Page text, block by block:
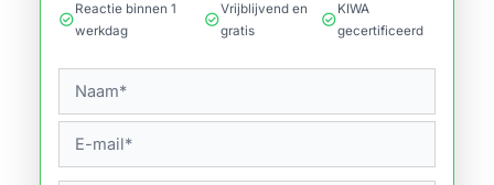
check_circle
Reactie binnen 1
werkdag
check_circle
Vrijblijvend en
gratis
check_circle
KIWA
gecertificeerd